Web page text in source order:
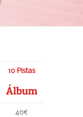
10 Pistas
Álbum
40€